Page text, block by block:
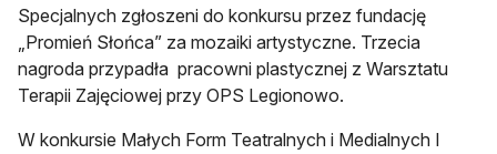
Specjalnych zgłoszeni do konkursu przez fundację
„Promień Słońca” za mozaiki artystyczne. Trzecia
nagroda przypadła pracowni plastycznej z Warsztatu
Terapii Zajęciowej przy OPS Legionowo.
W konkursie Małych Form Teatralnych i Medialnych I